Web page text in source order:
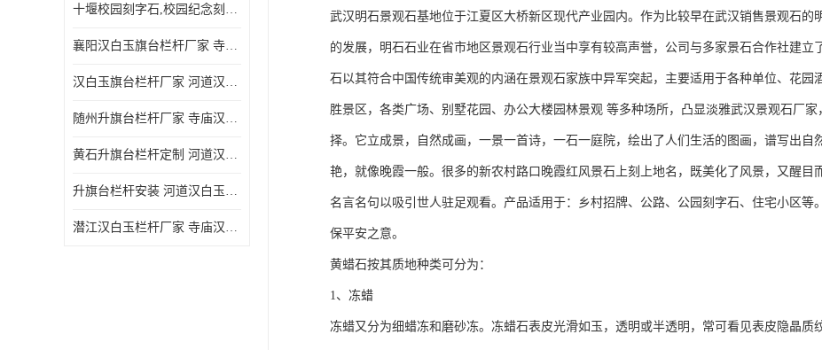
十堰校园刻字石,校园纪念刻字石,捐赠石刻字
襄阳汉白玉旗台栏杆厂家 寺庙汉白玉栏杆
汉白玉旗台栏杆厂家 河道汉白玉栏杆经久耐用
随州升旗台栏杆厂家 寺庙汉白玉栏杆
黄石升旗台栏杆定制 河道汉白玉栏杆经久耐用
升旗台栏杆安装 河道汉白玉栏杆经久耐用
潜江汉白玉栏杆厂家 寺庙汉白玉栏杆
武汉明石景观石基地位于江夏区大桥新区现代产业园内。作为比较早在武汉销售景观石的
的发展，明石石业在省市地区景观石行业当中享有较高声誉，公司与多家景石合作社建
石以其符合中国传统审美观的内涵在景观石家族中异军突起，主要适用于各种单位、花园
胜景区，各类广场、别墅花园、办公大楼园林景观 等多种场所，凸显淡雅武汉景观石厂
择。它立成景，自然成画，一景一首诗，一石一庭院，绘出了人们生活的图画，谱写出自
艳，就像晚霞一般。很多的新农村路口晚霞红风景石上刻上地名，既美化了风景，又醒目
名言名句以吸引世人驻足观看。产品适用于：乡村招牌、公路、公园刻字石、住宅小区等
保平安之意。
黄蜡石按其质地种类可分为：
1、冻蜡
冻蜡又分为细蜡冻和磨砂冻。冻蜡石表皮光滑如玉，透明或半透明，常可看见表皮隐晶质